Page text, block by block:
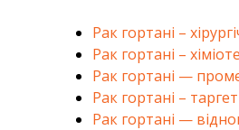
Рак гортані –
Рак гортані –
Рак гортані —
Рак гортані –
Рак гортані —